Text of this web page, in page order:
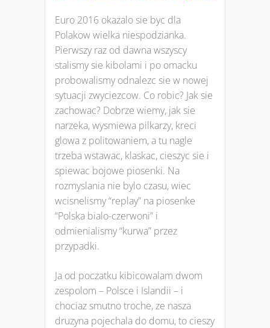
Euro 2016 okazalo sie byc dla
Polakow wielka niespodzianka.
Pierwszy raz od dawna wszyscy
stalismy sie kibolami i po omacku
probowalismy odnalezc sie w nowej
sytuacji zwyciezcow. Co robic? Jak sie
zachowac? Dobrze wiemy, jak sie
narzeka, wysmiewa pilkarzy, kreci
glowa z politowaniem, a tu nagle
trzeba wstawac, klaskac, cieszyc sie i
spiewac bojowe piosenki. Na
rozmyslania nie bylo czasu, wiec
wcisnelismy “replay” na piosenke
“Polska bialo-czerwoni” i
odmienialismy “kurwa” przez
przypadki.
Ja od poczatku kibicowalam dwom
zespolom – Polsce i Islandii – i
chociaz smutno troche, ze nasza
druzyna pojechala do domu, to cieszy